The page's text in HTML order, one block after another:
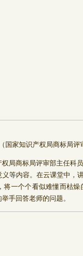
（国家知识产权局商标局
局商标局评审部主任科
等内容。在云课堂中，
将一个个看似难懂而枯
手回答老师的问题。